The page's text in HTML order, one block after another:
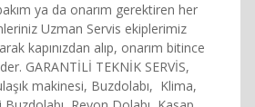
ya da onarım gerektiren her
Uzman Servis ekiplerimiz
kapınızdan alıp, onarım bitince
GARANTİLİ TEKNİK SERVİS,
makinesi, Buzdolabı, Klima,